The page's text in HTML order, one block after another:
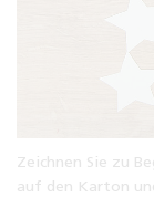
Zeichnen Sie zu
auf den Karton